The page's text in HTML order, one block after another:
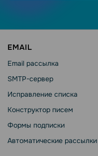
EMAIL
Email рассылка
SMTP-сервер
Исправление списка
Конструктор писем
Формы подписки
Автоматические рассылки